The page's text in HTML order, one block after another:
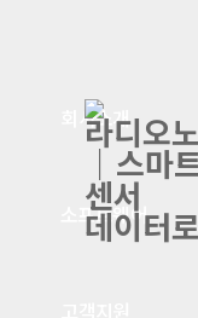
회사소개
소프트웨어